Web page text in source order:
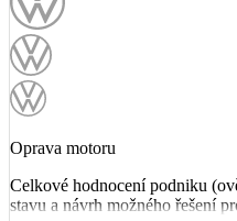
Oprava motoru
Celkové hodnocení podniku
stavu a návrh možného řešení